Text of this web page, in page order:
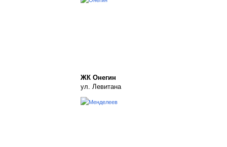
ЖК Онегин
ул. Левитана